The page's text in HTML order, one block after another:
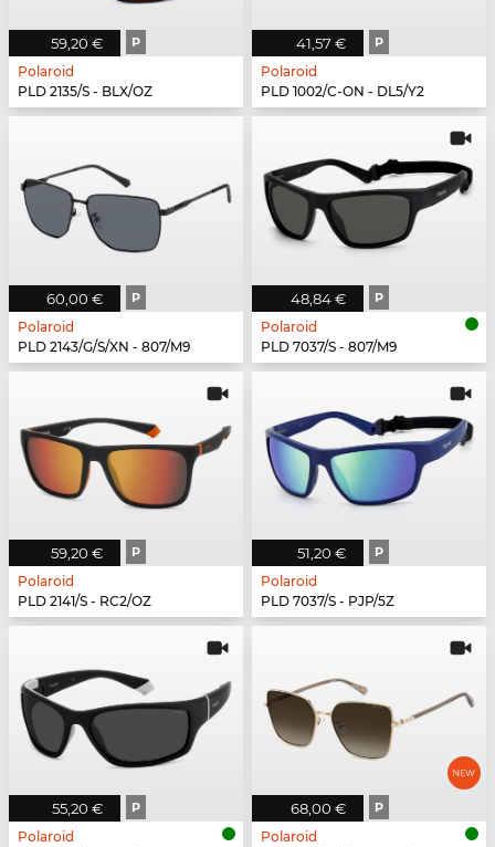
59,20 € P
Polaroid
PLD 2135/S - BLX/OZ
41,57 € P
Polaroid
PLD 1002/C-ON - DL5/Y2
60,00 € P
Polaroid
PLD 2143/G/S/XN - 807/M9
48,84 € P
Polaroid
PLD 7037/S - 807/M9
59,20 € P
Polaroid
PLD 2141/S - RC2/OZ
51,20 € P
Polaroid
PLD 7037/S - PJP/5Z
55,20 € P
Polaroid
68,00 € P
Polaroid